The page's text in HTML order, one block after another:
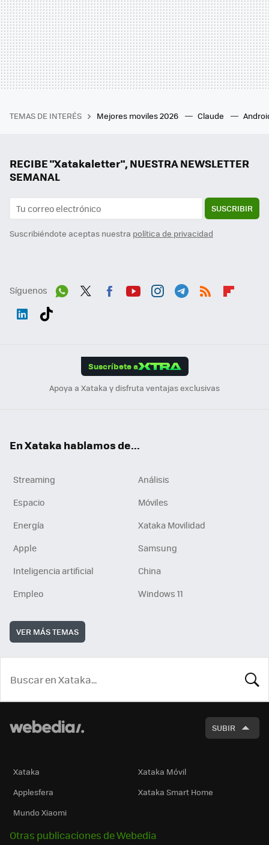
TEMAS DE INTERÉS Mejores moviles 2026 Claude
RECIBE "Xatakaletter", NUESTRA NEWSLETTER
SEMANAL
SUSCRIBIR
Suscribiéndote aceptas nuestra política de privacidad
Síguenos
Suscríbete a
Apoya a Xataka y disfruta ventajas exclusivas
En Xataka hablamos de...
Streaming
Análisis
Espacio
Móviles
Energía
Xataka Movilidad
Apple
Samsung
Inteligencia artificial
China
Empleo
Windows 11
VER MÁS TEMAS
SUBIR
Xataka
Xataka Móvil
Applesfera
Xataka Smart Home
Mundo Xiaomi
Otras publicaciones de Webedia